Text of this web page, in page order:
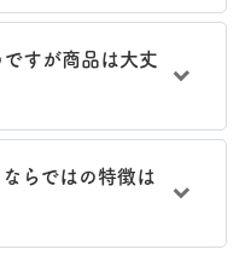
すが商品は大丈
らではの特徴は